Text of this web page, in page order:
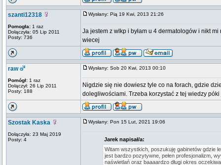
szanti12318
Pomogła: 1 raz
Dołączyła: 05 Lip 2011
Posty: 736
Wysłany: Pią 19 Kwi, 2013 21:26
Ja jestem z wlkp i byłam u 4 dermatologów i nikt
wiecej
raw
Pomógł: 1 raz
Dołączył: 26 Lip 2011
Posty: 188
Wysłany: Sob 20 Kwi, 2013 00:10
Nigdzie się nie dowiesz tyle co na forach, gdzie
dolegliwościami. Trzeba korzystać z tej wiedzy póki
Szostak Kaska
Dołączyła: 23 Maj 2019
Posty: 4
Wysłany: Pon 15 Lut, 2021 19:06
Jarek napisał/a:
Witam wszystkich, poszukuję gabinetów gdzie
jest bardzo pozytywne, pełen profesjonalizm,
naświetlań oraz baaaardzo długi okres